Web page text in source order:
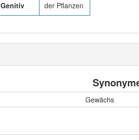
Genitiv der Pflanzen
Gewächs